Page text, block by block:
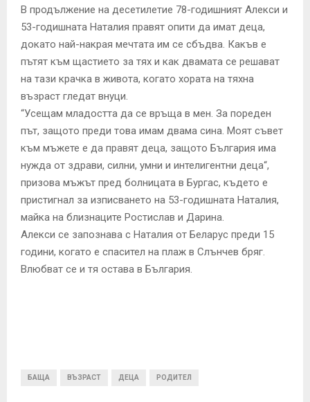
В продължение на десетилетие 78-годишният Алекси и
53-годишната Наталия правят опити да имат деца,
докато най-накрая мечтата им се сбъдва. Какъв е
пътят към щастието за тях и как двамата се решават
на тази крачка в живота, когато хората на тяхна
възраст гледат внуци.
“Усещам младостта да се връща в мен. За пореден
път, защото преди това имам двама сина. Моят съвет
към мъжете е да правят деца, защото България има
нужда от здрави, силни, умни и интелигентни деца“,
призова мъжът пред болницата в Бургас, където е
пристигнал за изписването на 53-годишната Наталия,
майка на близнаците Ростислав и Дарина.
Алекси се запознава с Наталия от Беларус преди 15
години, когато е спасител на плаж в Слънчев бряг.
Влюбват се и тя остава в България.
БАЩА ВЪЗРАСТ ДЕЦА РОДИТЕЛ